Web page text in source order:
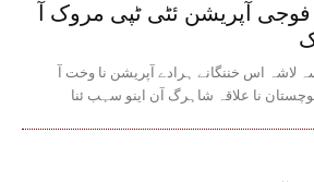
آپریشن ئٹی ٹپی مروک آ
لاشہ اس خننگانے ہرادے آپریشن نا وخت آ